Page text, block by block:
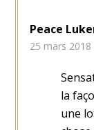
Peace
25 mars 2018
la
une